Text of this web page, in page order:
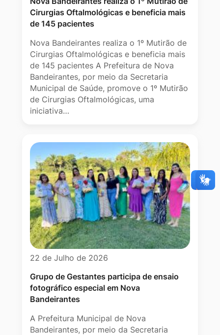
Cirurgias Oftalmológicas e beneficia mais
de 145 pacientes
Nova Bandeirantes realiza o 1º Mutirão de
Cirurgias Oftalmológicas e beneficia mais
de 145 pacientes A Prefeitura de Nova
Bandeirantes, por meio da Secretaria
Municipal de Saúde, promove o 1º Mutirão
de Cirurgias Oftalmológicas, uma
iniciativa…
22 de Julho de 2026
Grupo de Gestantes participa de ensaio
fotográfico especial em Nova
Bandeirantes
A Prefeitura Municipal de Nova
Bandeirantes, por meio da Secretaria